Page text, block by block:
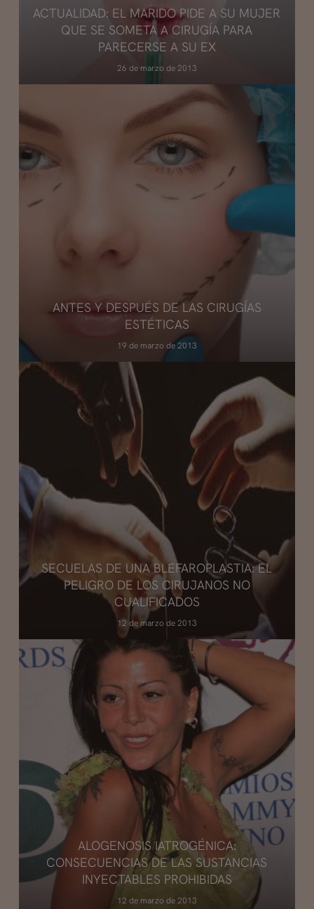
ACTUALIDAD: EL MARIDO PIDE A SU MUJER
QUE SE SOMETA A CIRUGÍA PARA
PARECERSE A SU EX
26 de marzo de 2013
ANTES Y DESPUÉS DE LAS CIRUGÍAS
ESTÉTICAS
19 de marzo de 2013
SECUELAS DE UNA BLEFAROPLASTIA: EL
PELIGRO DE LOS CIRUJANOS NO
CUALIFICADOS
12 de marzo de 2013
ALOGENOSIS IATROGÉNICA:
CONSECUENCIAS DE LAS SUSTANCIAS
INYECTABLES PROHIBIDAS
12 de marzo de 2013